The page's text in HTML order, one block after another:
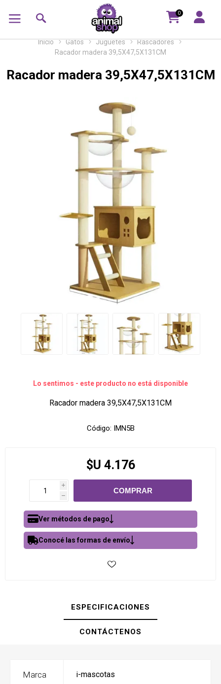
0
Inicio Gatos Juguetes
Rascadores
Racador madera 39,5X47,5X131CM
Racador madera 39,5X47,5X131CM
Lo sentimos - este producto no está disponible
Racador madera 39,5X47,5X131CM
Código: IMN5B
$U 4.176
i
h
Ver métodos de pago
Conocé las formas de envío
ESPECIFICACIONES
CONTÁCTENOS
Marca i-mascotas